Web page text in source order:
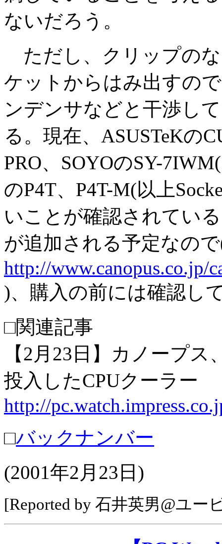
ないだろう。
ただし、クリップのな
ケットからはみ出すの
ンデンサなどと干渉し
る。現在、ASUSTeKの
PRO、SOYOのSY-
のP4T、P4T-M(以上
いことが確認されてい
が追加される予定なの
http://www.canopus.co.jp/
)、購入の前には確認し
□関連記事
【2月23日】カノープ
投入したCPUクーラー
http://
□バックナンバー
(2001年2月23日)
[Reported by 石井英男@ユ